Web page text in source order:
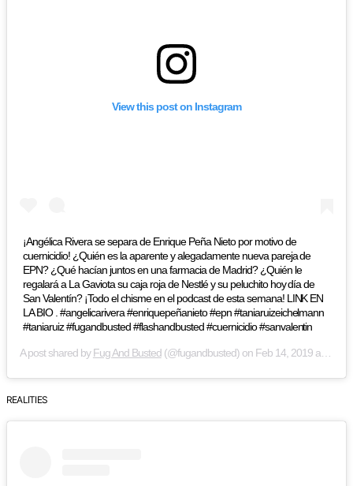
View this post on Instagram
¡Angélica Rivera se separa de Enrique Peña Nieto por motivo de
cuernicidio! ¿Quién es la aparente y alegadamente nueva pareja de
EPN? ¿Qué hacían juntos en una farmacia de Madrid? ¿Quién le
regalará a La Gaviota su caja roja de Nestlé y su peluchito hoy día de
San Valentín? ¡Todo el chisme en el podcast de esta semana! LINK EN
LA BIO . #angelicarivera #enriquepeñanieto #epn #taniaruizeichelmann
#taniaruiz #fugandbusted #flashandbusted #cuernicidio #sanvalentin
A post shared byFug And Busted(@fugandbusted) on Feb 14, 2019 at 12:39pm PST
REALITIES